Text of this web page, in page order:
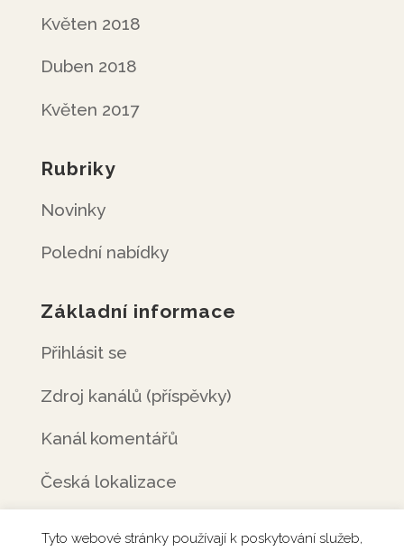
Květen 2018
Duben 2018
Květen 2017
Rubriky
Novinky
Polední nabídky
Základní informace
Přihlásit se
Zdroj kanálů (příspěvky)
Kanál komentářů
Česká lokalizace
Tyto webové stránky používají k poskytování služeb,